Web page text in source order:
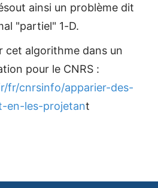
ainsi un problème dit
"partiel" 1-D.
cet algorithme dans un
pour le CNRS :
fr/cnrsinfo/apparier-des-
en-les-projetant